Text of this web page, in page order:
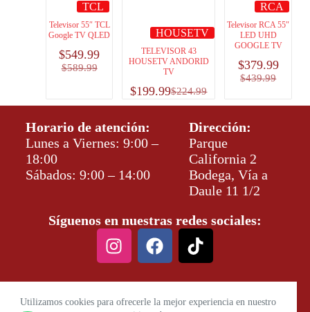
Utilizamos cookies para ofrecerle la mejor experiencia en nuestro
TCL
Televisor 55″ TCL
Google TV QLED
$589.99
$549.99
HOUSETV
TELEVISOR 43
HOUSETV ANDORID
TV
$224.99
$199.99
RCA
Televisor RCA 55″
LED UHD
GOOGLE TV
$439.99
$379.99
Horario de atención:
Lunes a Viernes: 9:00 –
18:00
Sábados: 9:00 – 14:00
Dirección:
Parque
California 2
Bodega, Vía a
Daule 11 1/2
Síguenos en nuestras redes sociales: